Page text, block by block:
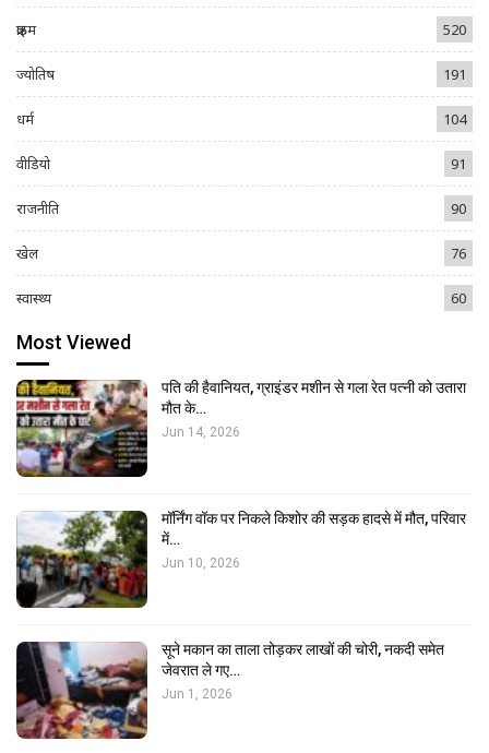
क्राइम 520
ज्योतिष 191
धर्म 104
वीडियो 91
राजनीति 90
खेल 76
स्वास्थ्य 60
Most Viewed
पति की हैवानियत, ग्राइंडर मशीन से गला रेत पत्नी को उतारा
मौत के…
Jun 14, 2026
मॉर्निंग वॉक पर निकले किशोर की सड़क हादसे में मौत, परिवार
में…
Jun 10, 2026
सूने मकान का ताला तोड़कर लाखों की चोरी, नकदी समेत
जेवरात ले गए…
Jun 1, 2026